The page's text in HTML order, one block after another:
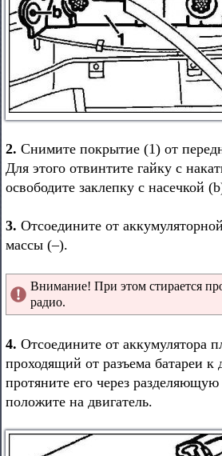
2. Снимите покрытие (1) от
Для этого отвинтите гайку с
освободите заклепку с насечкой
3. Отсоедините от
массы (–).
Внимание! При этом стирается
радио.
4. Отсоедините от аккумулятора
проходящий от разъема батареи к
протяните его через разделяющую
положите на двигатель.